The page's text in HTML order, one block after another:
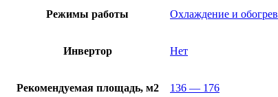
Режимы работы Охлаждение и обогрев
Инвертор Нет
Рекомендуемая площадь, м2 136 — 176